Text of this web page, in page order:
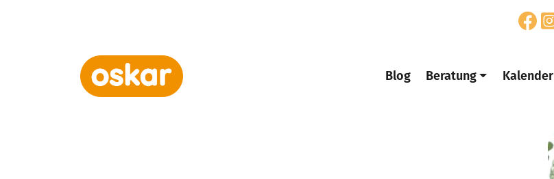
Hauptnavigation Blog Beratung Kalender